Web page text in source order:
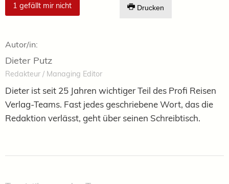
1 gefällt mir nicht Drucken
Autor/in:
Dieter Putz
Redakteur / Managing Editor
Dieter ist seit 25 Jahren wichtiger Teil des Profi Reisen
Verlag-Teams. Fast jedes geschriebene Wort, das die
Redaktion verlässt, geht über seinen Schreibtisch.